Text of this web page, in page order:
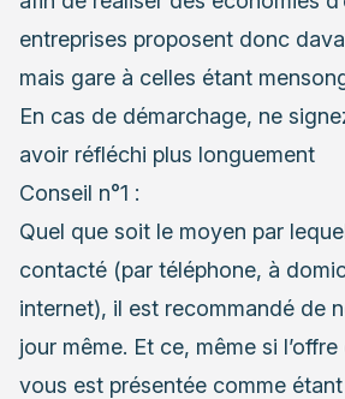
entreprises proposent donc
mais gare à celles étant
En cas de démarchage, ne
avoir réfléchi plus longuement
Conseil n°1 :
Quel que soit le moyen par
contacté (par téléphone, à
internet), il est recommandé de
jour même. Et ce, même si
vous est présentée comme